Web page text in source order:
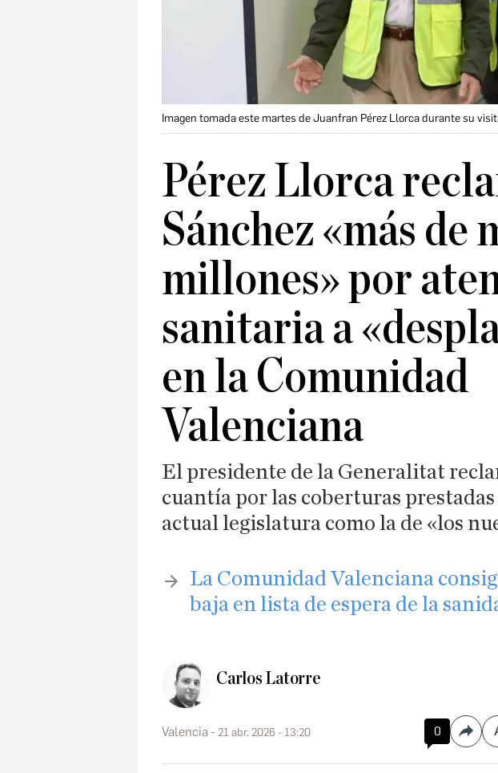
Imagen tomada este martes de Juanfran Pérez Llorca durante su
Pérez Llorca
Sánchez «más de
millones» por
sanitaria a
en la Comunidad
Valenciana
El presidente de la Generalitat
cuantía por las coberturas
actual legislatura como la de «los
La Comunidad Valenciana
baja en lista de espera de la
Carlos Latorre
Valencia 21 abr. 2026 - 13:20 0